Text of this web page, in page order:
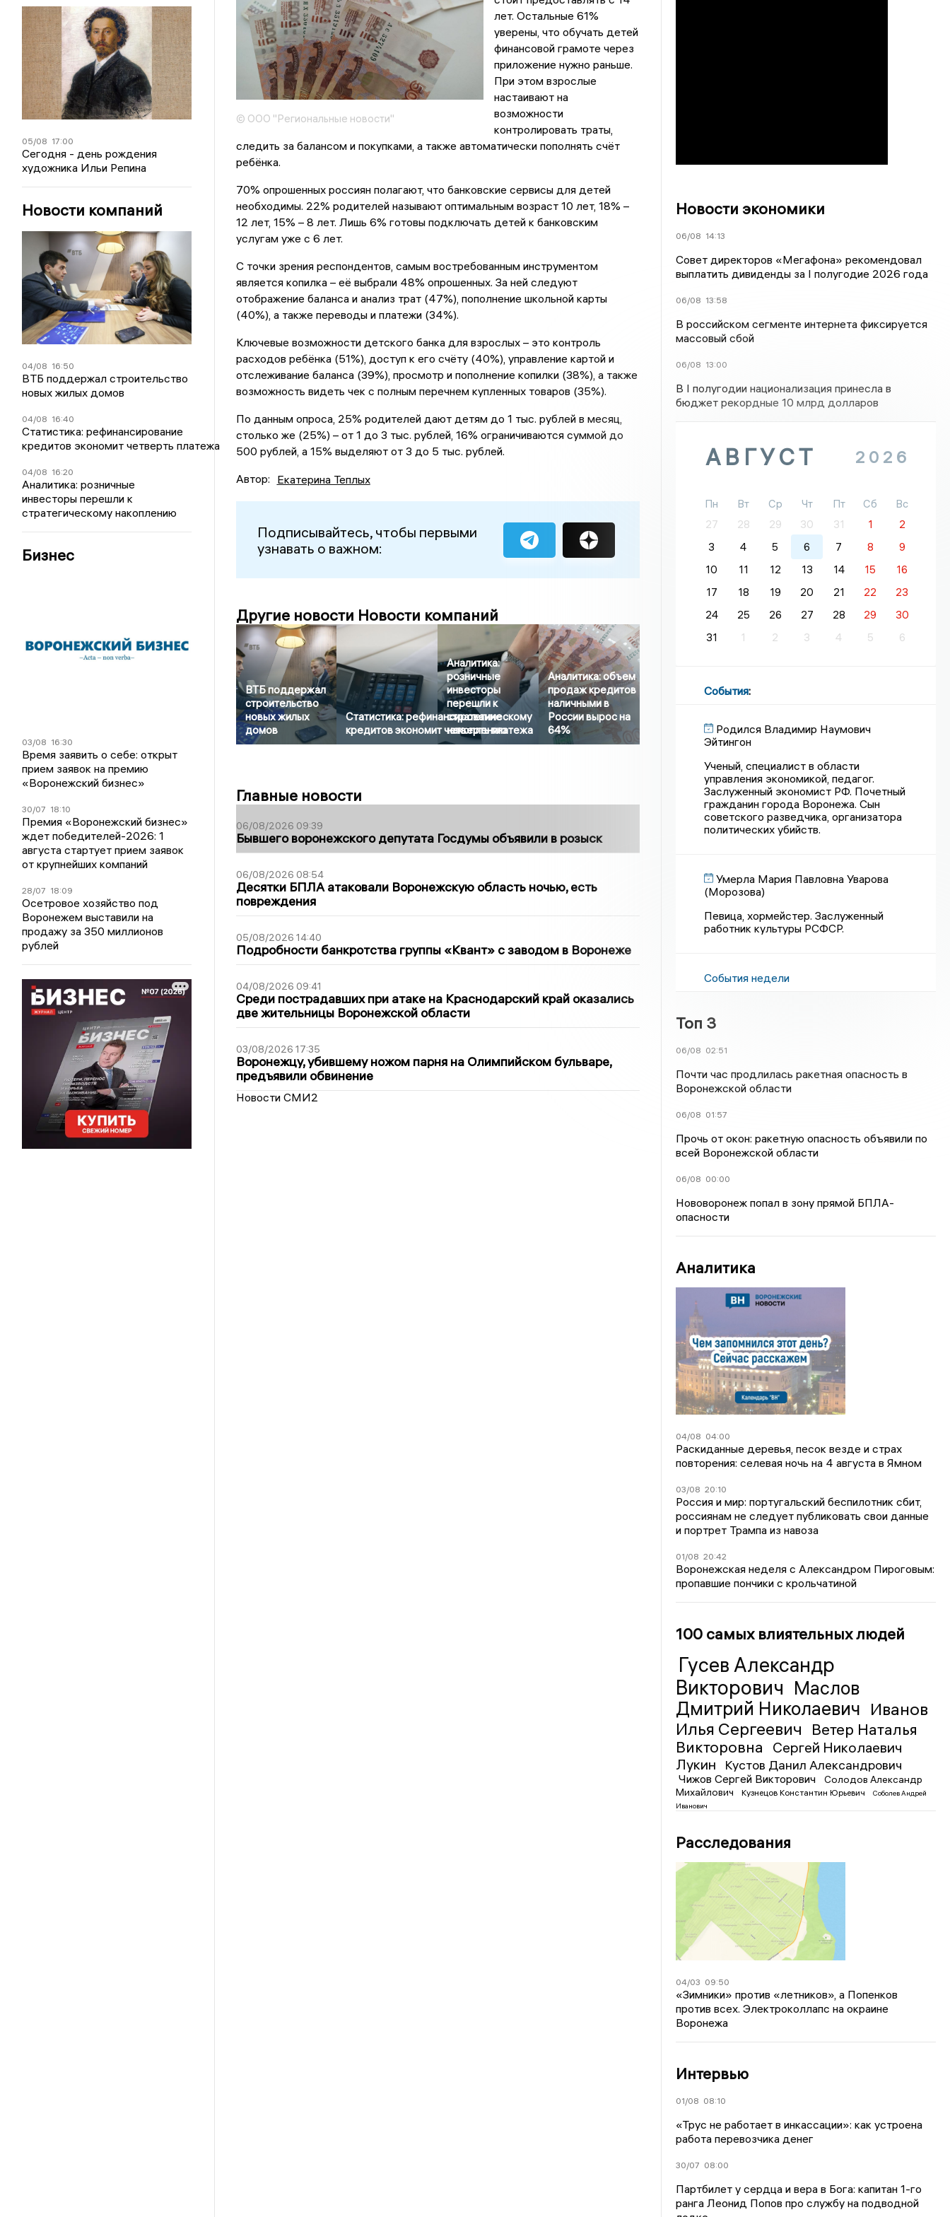
05/08 17:00
Сегодня - день рождения
художника Ильи Репина
Новости компаний
04/08 16:50
ВТБ поддержал строительство
новых жилых домов
04/08 16:40
Статистика: рефинансирование
кредитов экономит четверть платежа
04/08 16:20
Аналитика: розничные
инвесторы перешли к
стратегическому накоплению
Бизнес
03/08 16:30
Время заявить о себе: открыт
прием заявок на премию
«Воронежский бизнес»
30/07 18:10
Премия «Воронежский бизнес»
ждет победителей-2026: 1
августа стартует прием заявок
от крупнейших компаний
28/07 18:09
Осетровое хозяйство под
Воронежем выставили на
продажу за 350 миллионов
рублей
© ООО "Региональные новости"
лет. Остальные 61%
уверены, что обучать детей
финансовой грамоте через
приложение нужно раньше.
При этом взрослые
настаивают на
возможности
контролировать траты,
следить за балансом и покупками, а также автоматически пополнять счёт
ребёнка.
70% опрошенных россиян полагают, что банковские сервисы для детей
необходимы. 22% родителей называют оптимальным возраст 10 лет, 18% –
12 лет, 15% – 8 лет. Лишь 6% готовы подключать детей к банковским
услугам уже с 6 лет.
С точки зрения респондентов, самым востребованным инструментом
является копилка – её выбрали 48% опрошенных. За ней следуют
отображение баланса и анализ трат (47%), пополнение школьной карты
(40%), а также переводы и платежи (34%).
Ключевые возможности детского банка для взрослых – это контроль
расходов ребёнка (51%), доступ к его счёту (40%), управление картой и
отслеживание баланса (39%), просмотр и пополнение копилки (38%), а также
возможность видеть чек с полным перечнем купленных товаров (35%).
По данным опроса, 25% родителей дают детям до 1 тыс. рублей в месяц,
столько же (25%) – от 1 до 3 тыс. рублей, 16% ограничиваются суммой до
500 рублей, а 15% выделяют от 3 до 5 тыс. рублей.
Автор: Екатерина Теплых
Подписывайтесь, чтобы первыми
узнавать о важном:
Другие новости Новости компаний
ВТБ поддержал
строительство
новых жилых
домов
Статистика: рефинансирование
кредитов экономит четверть платежа
Аналитика:
розничные
инвесторы
перешли к
стратегическому
накоплению
Аналитика: объем
продаж кредитов
наличными в
России вырос на
64%
Главные новости
06/08/2026 09:39
Бывшего воронежского депутата Госдумы объявили в розыск
06/08/2026 08:54
Десятки БПЛА атаковали Воронежскую область ночью, есть
повреждения
05/08/2026 14:40
Подробности банкротства группы «Квант» с заводом в Воронеже
04/08/2026 09:41
Среди пострадавших при атаке на Краснодарский край оказались
две жительницы Воронежской области
03/08/2026 17:35
Воронежцу, убившему ножом парня на Олимпийском бульваре,
предъявили обвинение
Новости СМИ2
Новости экономики
06/08 14:13
Совет директоров «Мегафона» рекомендовал
выплатить дивиденды за I полугодие 2026 года
06/08 13:58
В российском сегменте интернета фиксируется
массовый сбой
06/08 13:00
В I полугодии национализация принесла в
бюджет рекордные 10 млрд долларов
АВГУСТ 2026
Пн Вт Ср Чт Пт Сб
Вс
27
28 29 30 31 1
2
3
4 5 6 7 8
9
10
11 12 13 14 15
16
17
18 19 20 21 22
23
24
25 26 27 28 29
30
31
1 2 3 4 5 6
События:
Родился Владимир Наумович
Эйтингон
Ученый, специалист в области
управления экономикой, педагог.
Заслуженный экономист РФ. Почетный
гражданин города Воронежа. Сын
советского разведчика, организатора
политических убийств.
Умерла Мария Павловна Уварова
(Морозова)
Певица, хормейстер. Заслуженный
работник культуры РСФСР.
События недели
Топ 3
06/08 02:51
Почти час продлилась ракетная опасность в
Воронежской области
06/08 01:57
Прочь от окон: ракетную опасность объявили по
всей Воронежской области
06/08 00:00
Нововоронеж попал в зону прямой БПЛА-
опасности
Аналитика
04/08 04:00
Раскиданные деревья, песок везде и страх
повторения: селевая ночь на 4 августа в Ямном
03/08 20:10
Россия и мир: португальский беспилотник сбит,
россиянам не следует публиковать свои данные
и портрет Трампа из навоза
01/08 20:42
Воронежская неделя с Александром Пироговым:
пропавшие пончики с крольчатиной
100 самых влиятельных людей
Гусев Александр
Викторович Маслов
Дмитрий Николаевич Иванов
Илья Сергеевич
Ветер Наталья
Викторовна
Сергей Николаевич
Лукин
Кустов Данил Александрович
Чижов Сергей Викторович
Солодов Александр
Михайлович
Кузнецов Константин Юрьевич
Соболев Андрей
Иванович
Расследования
04/03 09:50
«Зимники» против «летников», а Попенков
против всех. Электроколлапс на окраине
Воронежа
Интервью
01/08 08:10
«Трус не работает в инкассации»: как устроена
работа перевозчика денег
30/07 08:00
Партбилет у сердца и вера в Бога: капитан 1-го
ранга Леонид Попов про службу на подводной